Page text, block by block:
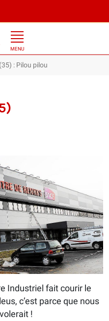
MENU
: Pilou pilou
Industriel fait courir le
c’est parce que nous
!